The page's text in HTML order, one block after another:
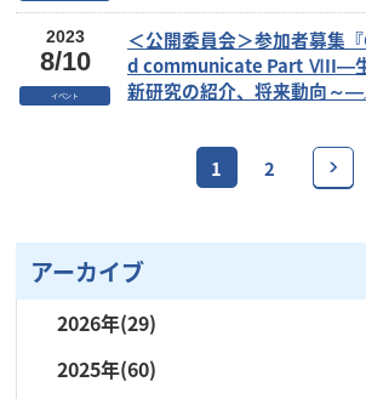
＜公開委員会＞参加者募集
d communicate Part ⅥII―
新研究の紹介、将来動向～
2023
8/10
イベント
1 2
アーカイブ
2026年(29)
8月(4)
2025年(60)